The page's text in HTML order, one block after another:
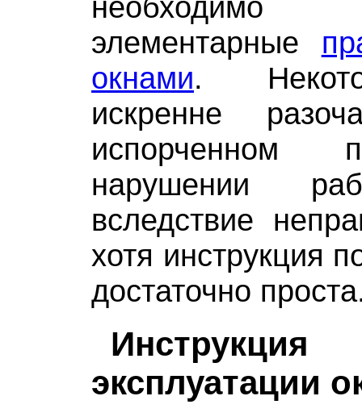
элементарные
окнами.
искренне
испорченном
нарушении
вследствие
хотя инструкция
достаточно
эксплуатации